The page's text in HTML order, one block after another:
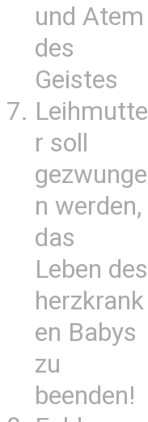
und Atem
des
Geistes
Leihmutte
r soll
gezwunge
n werden,
das
Leben des
herzkrank
en Babys
zu
beenden!